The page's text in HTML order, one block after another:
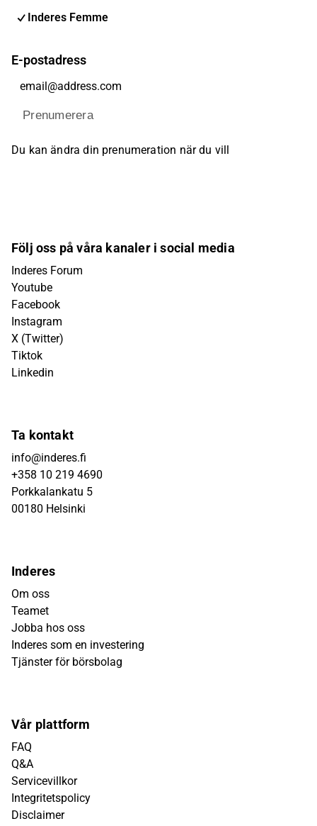
Inderes Femme
E-postadress
Prenumerera
Du kan ändra din prenumeration när du vill
Följ oss på våra kanaler i social media
Inderes Forum
Youtube
Facebook
Instagram
X (Twitter)
Tiktok
Linkedin
Ta kontakt
info@inderes.fi
+358 10 219 4690
Porkkalankatu 5
00180 Helsinki
Inderes
Om oss
Teamet
Jobba hos oss
Inderes som en investering
Tjänster för börsbolag
Vår plattform
FAQ
Q&A
Servicevillkor
Integritetspolicy
Disclaimer